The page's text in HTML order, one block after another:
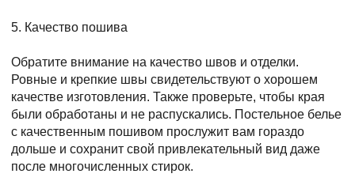
5. Качество пошива
Обратите внимание на качество швов и отделки.
Ровные и крепкие швы свидетельствуют о хорошем
качестве изготовления. Также проверьте, чтобы края
были обработаны и не распускались. Постельное белье
с качественным пошивом прослужит вам гораздо
дольше и сохранит свой привлекательный вид даже
после многочисленных стирок.